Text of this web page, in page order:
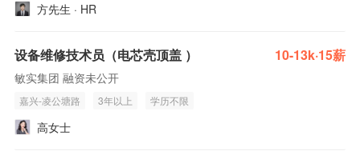
方先生 · HR
设备维修技术员（电芯壳顶盖 ） 10-13k·15薪
敏实集团 融资未公开
嘉兴-凌公塘路 3年以上 学历不限
高女士